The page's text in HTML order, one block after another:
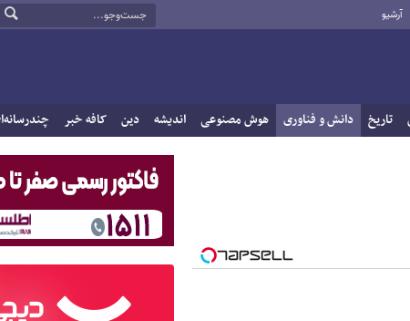
آرشیو
تاریخ دانش و فناوری هوش مصنوعی اندیشه دین کافه خبر